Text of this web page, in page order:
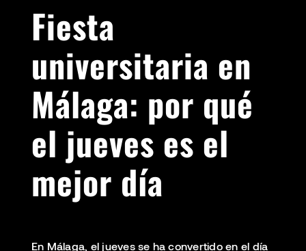
Fiesta
universitaria en
Málaga: por qué
el jueves es el
mejor día
En Málaga, el jueves se ha convertido en el día